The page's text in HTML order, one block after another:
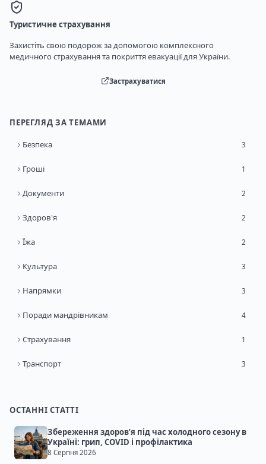
Туристичне страхування
Захистіть свою подорож за допомогою комплексного
медичного страхування та покриття евакуації для України.
Застрахуватися
ПЕРЕГЛЯД ЗА ТЕМАМИ
Безпека 3
Гроші 1
Документи 2
Здоров'я 2
Їжа 2
Культура 3
Напрямки 3
Поради мандрівникам 4
Страхування 1
Транспорт 3
ОСТАННІ СТАТТІ
Збереження здоров’я під час холодного сезону в
Україні: грип, COVID і профілактика
8 Серпня 2026